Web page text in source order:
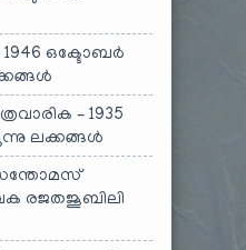
ഒക്ടോബർ
– 1935
ലക്കങ്ങൾ
രജതജൂബിലി